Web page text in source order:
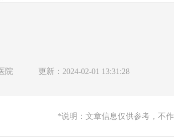
院 更新：2024-02-01 13:31:28
*说明：文章信息仅供参考，不